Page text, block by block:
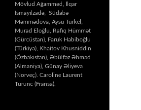
Mövlud Ağamməd, İlqar
İsmayılzadə, Südabə
Məmmədova, Aysu Türkel,
Murad Eloğlu, Rafiq Hümmət
(Gürcüstan), Faruk Habiboğlu
(Türkiyə), Khaitov Khusniddin
(Özbəkistan), Əbülfəz Əhməd
(Almaniya), Günay Əliyeva
(Norveç). Caroline Laurent
Turunc (Fransa).